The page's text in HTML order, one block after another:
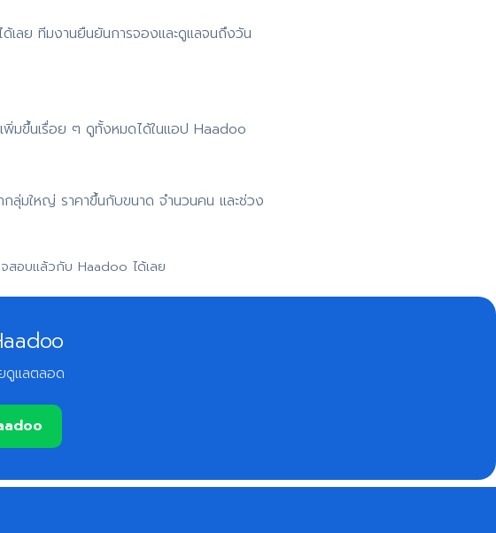
เลย ทีมงานยืนยันการจองและดูแลจนถึงวัน
มขึ้นเรื่อย ๆ ดูทั้งหมดได้ในแอป Haadoo
ลุ่มใหญ่ ราคาขึ้นกับขนาด จำนวนคน และช่วง
สอบแล้วกับ Haadoo ได้เลย
ดูแลตลอด